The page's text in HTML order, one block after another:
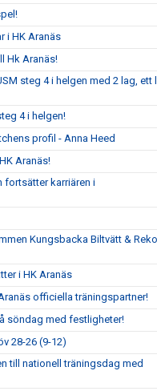
i HK Aranäs
Hk Aranäs!
steg 4 i helgen med 2 lag, ett
4 i helgen!
profil - Anna Heed
Aranäs!
fortsätter karriären i
Kungsbacka Biltvätt &
i HK Aranäs
officiella träningspartner!
söndag med festligheter!
28-26 (9-12)
till nationell träningsdag med